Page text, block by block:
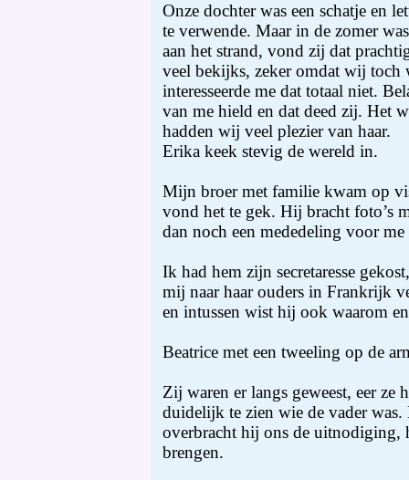
Onze dochter was een schatje en
te verwende. Maar in de zomer
aan het strand, vond zij dat
veel bekijks, zeker omdat wij toch
interesseerde me dat totaal niet.
van me hield en dat deed zij. Het
hadden wij veel plezier van haar.
Erika keek stevig de wereld in.
Mijn broer met familie kwam op
vond het te gek. Hij bracht foto’s
dan noch een mededeling voor
Ik had hem zijn secretaresse
mij naar haar ouders in Frankrijk
en intussen wist hij ook waarom
Beatrice met een tweeling op de
Zij waren er langs geweest, eer ze
duidelijk te zien wie de vader was.
overbracht hij ons de uitnodiging,
brengen.